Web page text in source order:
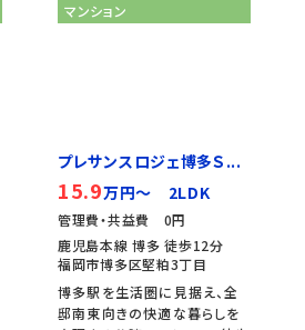
マンション
プレサンスロジェ博多Ｓ...
15.9万円～ 2LDK
管理費・共益費 0円
鹿児島本線 博多 徒歩12分
福岡市博多区堅粕3丁目
博多駅を生活圏に見据え、全
邸南東向きの快適な暮らしを